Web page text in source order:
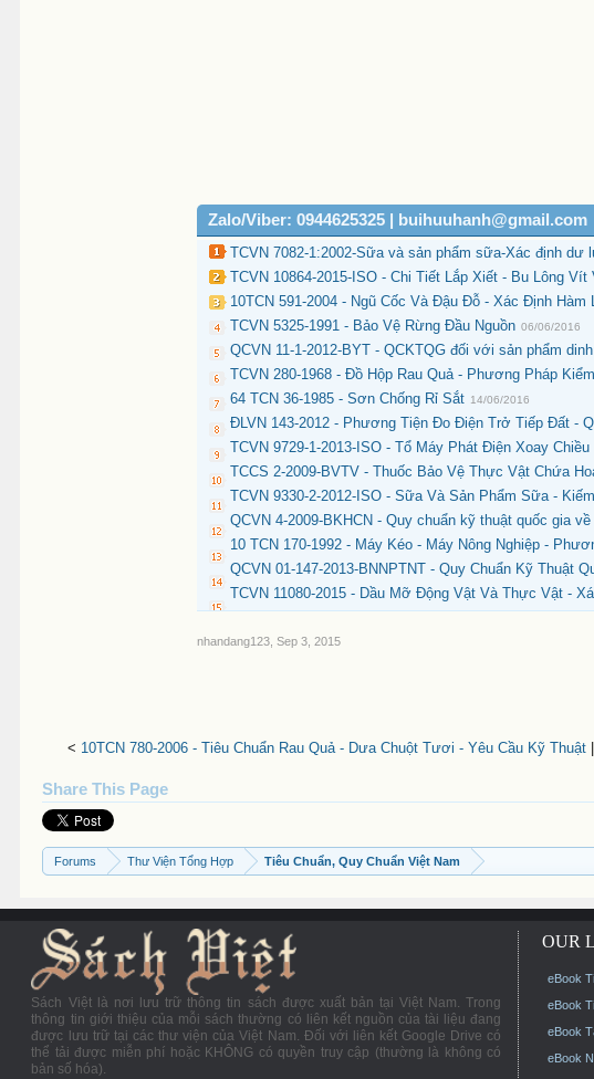
Zalo/Viber: 0944625325 | buihuuhanh@gmail.com
TCVN 7082-1:2002-Sữa và sản phẩm sữa-Xác định
TCVN 10864-2015-ISO - Chi Tiết Lắp Xiết - Bu Lông
10TCN 591-2004 - Ngũ Cốc Và Đậu Đỗ - Xác Định
TCVN 5325-1991 - Bảo Vệ Rừng Đầu Nguồn 06/06/2016
QCVN 11-1-2012-BYT - QCKTQG đối với sản phẩm
TCVN 280-1968 - Đồ Hộp Rau Quả - Phương Pháp
64 TCN 36-1985 - Sơn Chống Rỉ Sắt 14/06/2016
ĐLVN 143-2012 - Phương Tiện Đo Điện Trở Tiếp Đất -
TCVN 9729-1-2013-ISO - Tổ Máy Phát Điện Xoay
TCCS 2-2009-BVTV - Thuốc Bảo Vệ Thực Vật Chứa
TCVN 9330-2-2012-ISO - Sữa Và Sản Phẩm Sữa -
QCVN 4-2009-BKHCN - Quy chuẩn kỹ thuật quốc gia
10 TCN 170-1992 - Máy Kéo - Máy Nông Nghiệp -
QCVN 01-147-2013-BNNPTNT - Quy Chuẩn Kỹ Thuật
TCVN 11080-2015 - Dầu Mỡ Động Vật Và Thực Vật -
nhandang123 Sep 3, 2015
< 10TCN 780-2006 - Tiêu Chuẩn Rau Quả - Dưa Chuột Tươi - Yêu Cầu Kỹ Thuật
Share This Page
Forums Thư Viện Tổng Hợp Tiêu Chuẩn, Quy Chuẩn Việt Nam
Sách Việt là nơi lưu trữ thông tin sách được xuất bản tại Việt Nam. Trong
thông tin giới thiệu của mỗi sách thường có liên kết nguồn của tài liệu đang
được lưu trữ tại các thư viện của Việt Nam. Đối với liên kết Google Drive có
thể tải được miễn phí hoặc KHÔNG có quyền truy cập (thường là không có
bản số hóa).
OUR
eBook
eBook
eBook
eBook